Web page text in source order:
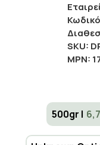
SKU:
MPN:
500gr |